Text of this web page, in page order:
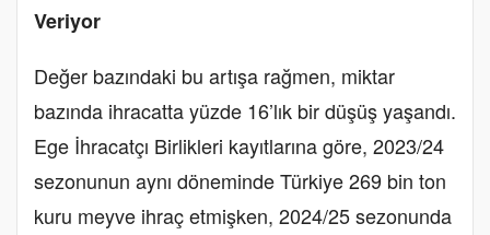
Veriyor
Değer bazındaki bu artışa rağmen, miktar
bazında ihracatta yüzde 16’lık bir düşüş yaşandı.
Ege İhracatçı Birlikleri kayıtlarına göre, 2023/24
sezonunun aynı döneminde Türkiye 269 bin ton
kuru meyve ihraç etmişken, 2024/25 sezonunda